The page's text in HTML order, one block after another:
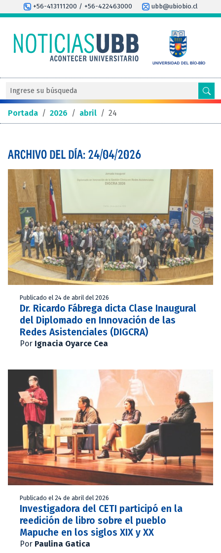
+56-413111200 / +56-422463000 ubb@ubiobio.cl
Portada / 2026 / abril / 24
ARCHIVO DEL DÍA: 24/04/2026
Publicado el 24 de abril del 2026
Dr. Ricardo Fábrega dicta Clase Inaugural
del Diplomado en Innovación de las
Redes Asistenciales (DIGCRA)
Por Ignacia Oyarce Cea
Publicado el 24 de abril del 2026
Investigadora del CETI participó en la
reedición de libro sobre el pueblo
Mapuche en los siglos XIX y XX
Por Paulina Gatica